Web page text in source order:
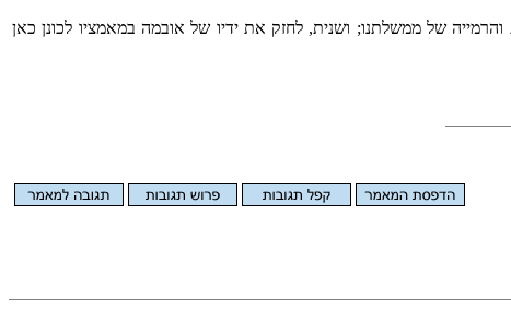
של ממשלתנו; ושנית, לחזק את ידיו של אובמה במאמציו לכונן כאן